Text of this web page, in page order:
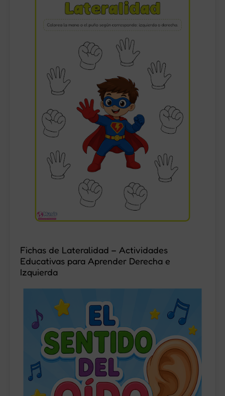
Fichas de Lateralidad – Actividades
Educativas para Aprender Derecha e
Izquierda